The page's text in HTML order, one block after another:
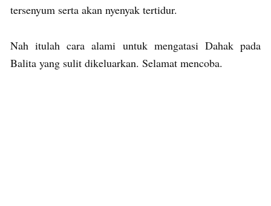
tersenyum serta akan nyenyak tertidur.
Nah itulah cara alami untuk mengatasi Dahak pada
Balita yang sulit dikeluarkan. Selamat mencoba.